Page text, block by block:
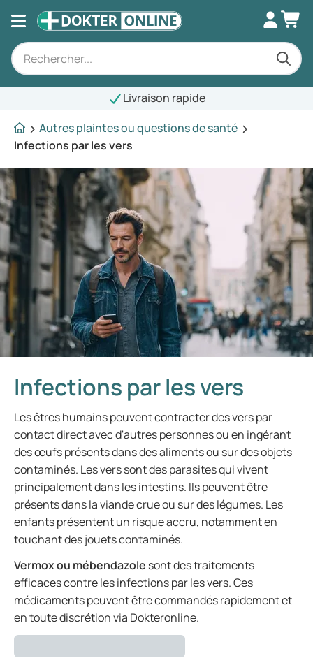
Livraison rapide
Autres plaintes ou questions de santé
Infections par les vers
Infections par les vers
Les êtres humains peuvent contracter des vers par
contact direct avec d'autres personnes ou en ingérant
des œufs présents dans des aliments ou sur des objets
contaminés. Les vers sont des parasites qui vivent
principalement dans les intestins. Ils peuvent être
présents dans la viande crue ou sur des légumes. Les
enfants présentent un risque accru, notamment en
touchant des jouets contaminés.
Vermox ou mébendazole sont des traitements
efficaces contre les infections par les vers. Ces
médicaments peuvent être commandés rapidement et
en toute discrétion via Dokteronline.